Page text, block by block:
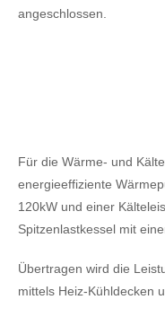
angeschlossen.
Für die Wärme- und
energieeffiziente
120kW und einer
Spitzenlastkessel mit
Übertragen wird die
mittels Heiz-Kühldecken